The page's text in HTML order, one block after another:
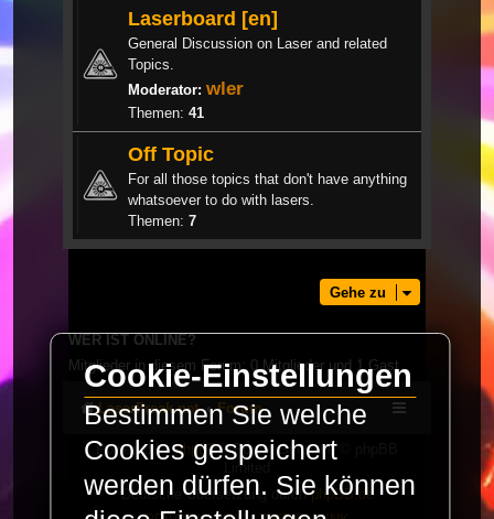
Laserboard [en]
General Discussion on Laser and related
Topics.
Moderator: wler
Themen: 41
Off Topic
For all those topics that don't have anything
whatsoever to do with lasers.
Themen: 7
Gehe zu
WER IST ONLINE?
Mitglieder in diesem Forum: 0 Mitglieder und 1 Gast
LaserFreak.net Forum
Powered byphpBB® Forum Software © phpBB
Limited
Deutsche Übersetzung durchphpBB.de
Cookie-Einstellungen
Bestimmen Sie welche
Cookies gespeichert
werden dürfen. Sie können